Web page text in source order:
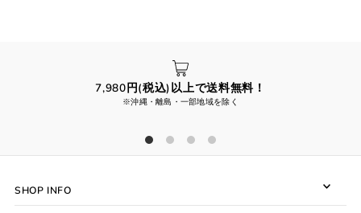
7,980円(税込)以上で送料無料！
※沖縄・離島・一部地域を除く
SHOP INFO